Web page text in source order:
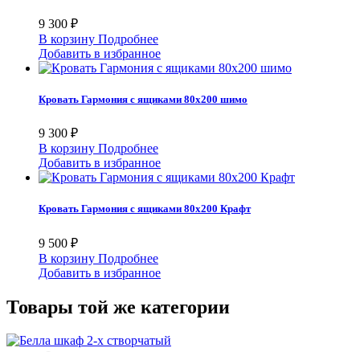
9 300 ₽
В корзину Подробнее
Добавить в избранное
Кровать Гармония с ящиками 80х200 шимо
9 300 ₽
В корзину Подробнее
Добавить в избранное
Кровать Гармония с ящиками 80х200 Крафт
9 500 ₽
В корзину Подробнее
Добавить в избранное
Товары той же категории